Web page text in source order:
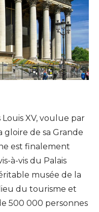
XV, voulue par
de sa Grande
est finalement
à-vis du Palais
musée de la
du tourisme et
500 000 personnes